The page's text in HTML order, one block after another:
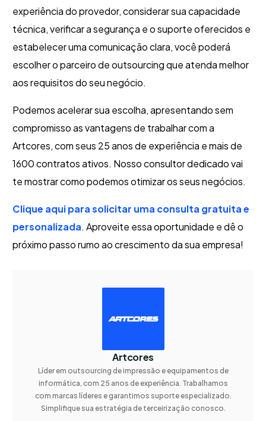
experiência do provedor, considerar sua capacidade
técnica, verificar a segurança e o suporte oferecidos e
estabelecer uma comunicação clara, você poderá
escolher o parceiro de outsourcing que atenda melhor
aos requisitos do seu negócio.
Podemos acelerar sua escolha, apresentando sem
compromisso as vantagens de trabalhar com a
Artcores, com seus 25 anos de experiência e mais de
1600 contratos ativos. Nosso consultor dedicado vai
te mostrar como podemos otimizar os seus negócios.
Clique aqui para solicitar uma consulta gratuita e
personalizada. Aproveite essa oportunidade e dê o
próximo passo rumo ao crescimento da sua empresa!
Artcores
Líder em outsourcing de impressão e equipamentos de
informática, com 25 anos de experiência. Trabalhamos
com marcas líderes e garantimos suporte especializado.
Simplifique sua estratégia de terceirização conosco.